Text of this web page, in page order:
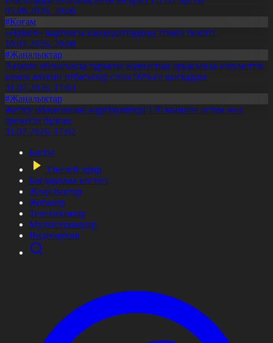
05.08.2026, 20:06
#Қоғам
«Әділет» партиясы кандидаттардың тізімін бекітті
10.07.2026, 20:08
#Жаңалықтар
Ақмола облысында тұрақты жұмыстың арқасында әлеуметтік
көмек алатын отбасылар саны 50%-ға қысқарды
31.07.2026, 17:03
#Жаңалықтар
Жетісу облысының жүргізушілері 170 мыңнан астам жол
ережесін бұзған
31.07.2026, 17:02
Басты
Тікелей эфир
Бағдарлама кестесі
Жаңалықтар
Жобалар
Телехикаялар
Мультсериалдар
Видеоархив